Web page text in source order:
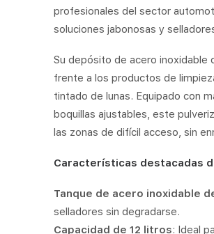
profesionales del sector
soluciones jabonosas y
Su depósito de acero inoxidable
frente a los productos de
tintado de lunas. Equipado con
boquillas ajustables, este
las zonas de difícil acceso, sin
Características destacadas
Tanque de acero inoxidable
selladores sin degradarse.
Capacidad de 12 litros: Ideal